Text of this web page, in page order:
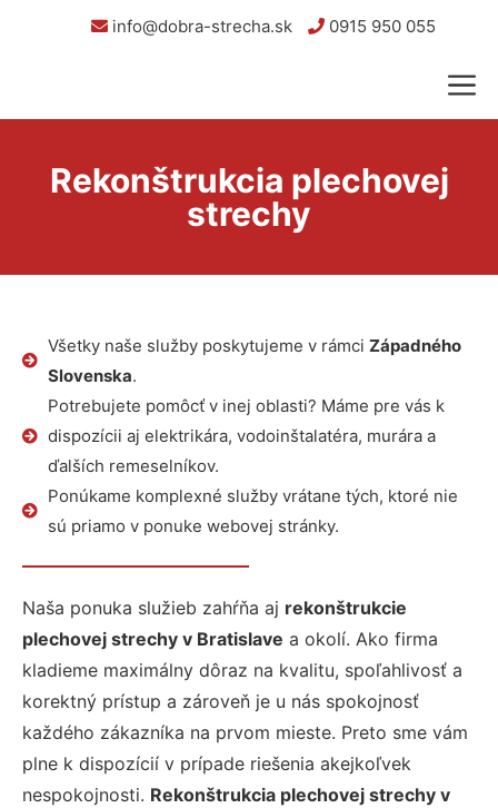
info@dobra-strecha.sk 0915 950 055
Rekonštrukcia plechovej
strechy
Všetky naše služby poskytujeme v rámci Západného
Slovenska.
Potrebujete pomôcť v inej oblasti? Máme pre vás k
dispozícii aj elektrikára, vodoinštalatéra, murára a
ďalších remeselníkov.
Ponúkame komplexné služby vrátane tých, ktoré nie
sú priamo v ponuke webovej stránky.
Naša ponuka služieb zahŕňa aj rekonštrukcie
plechovej strechy v Bratislave a okolí. Ako firma
kladieme maximálny dôraz na kvalitu, spoľahlivosť a
korektný prístup a zároveň je u nás spokojnosť
každého zákazníka na prvom mieste. Preto sme vám
plne k dispozícií v prípade riešenia akejkoľvek
nespokojnosti. Rekonštrukcia plechovej strechy v